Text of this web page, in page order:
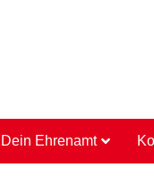
Ehrenamt